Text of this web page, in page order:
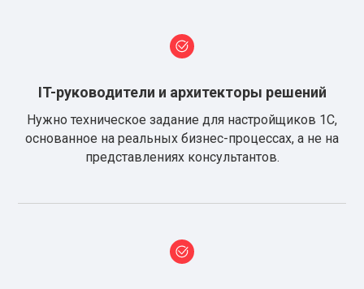
IT-руководители и архитекторы решений
Нужно техническое задание для настройщиков 1С,
основанное на реальных бизнес-процессах, а не на
представлениях консультантов.